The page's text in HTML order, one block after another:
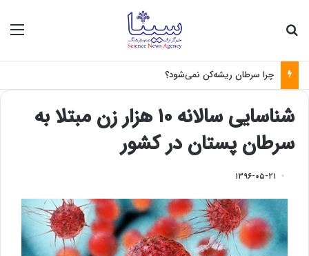
چرا سرطان ریشه‌کن نمی‌شود؟
شناسایی سالانه ۱۰ هزار زن مبتلا به
سرطان پستان در کشور
۱۳۹۶-۰۵-۲۱